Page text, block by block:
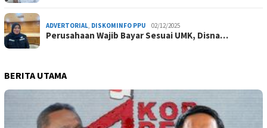
ADVERTORIAL, DISKOMINFO PPU 02/12/2025
Perusahaan Wajib Bayar Sesuai UMK, Disna…
BERITA UTAMA